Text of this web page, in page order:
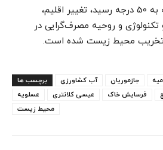
شمال اروپا هفته گذشته به 50 درجه رسید، تغییر اقلیم،
و روحیه مصرف‌گرایی در
تخریب محیط زیست شده است.
برچسب ها آب کشاورزی جازموریان
عسلویه
عیسی کلانتری فرسایش خاک
محیط زیست